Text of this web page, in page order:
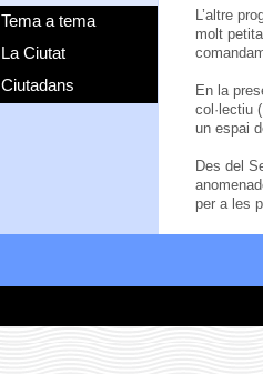
Tema a tema
La Ciutat
Ciutadans
L’altre
molt
En la
col·lectiu
un espai
Des del
per a les